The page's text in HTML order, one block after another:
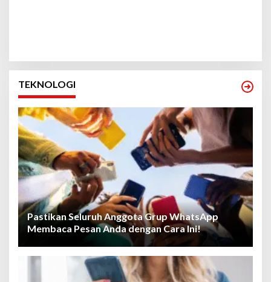
TEKNOLOGI
Pastikan Seluruh Anggota Grup WhatsApp
Membaca Pesan Anda dengan Cara Ini!